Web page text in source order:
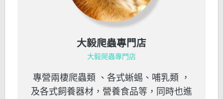
大毅爬蟲專門店
大毅爬蟲專門店
專營兩棲爬蟲類 、各式蜥蜴、哺乳類 ，
及各式飼養器材，營養食品等，同時也進